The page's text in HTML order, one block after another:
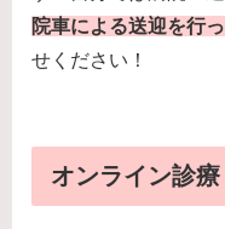
院車による送迎を行
せください！
オンライン診療